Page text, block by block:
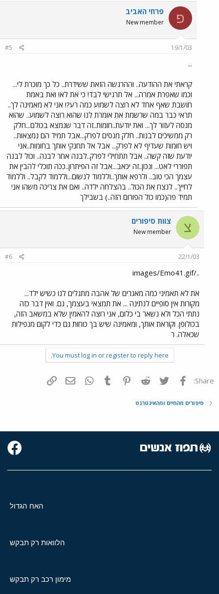
פ פרחי האביב
New member
19/1/03
#5
...
קראתי את ההודעה.. וההרגשה הזאת ששידרת.. כל כך מוכרת לי...
וכמו שאפרת אמרה... אל תרגישי לבד! כי את לא! ואת באמת
חושבת שאף אחד לא רוצה לשמוע כמה רע?! אני לא מאמינה לך..
תראי כבר במה שרשמת את אומרת לנו שהוא רוצה לשמוע.. שהוא
מנסה לעזור לך... ואת יודעת..חומות..זה דבר שנמצא בכולם...חלק
רק ממשיכים לבנות.. חלק מנסים לפרק...אבל תמיד הם נמצאות..
ויש חומות שעדיף לא לפרק... אבל אל תחנקי אותך בחומות..אני
יודעת שזה קשה.. אבל תתחילי לפרק..לבנה אחר לבנה.. וכול לבנה
תפוררי לאט... ונכון..זה יכאב...אבל זה הפיתרון..ככה תוכלי להבין את
עצמך הכי טוב.. ולרפא אותך..וללמוד לנשום...וללמוד לקבל.. וללמוד
לחייך.. לנצח את הכול.. בהצלחה ילדה.. ואם את צריכה משהו אני
תמיד פה(כמו כול הפורום הזה..) בשבילך
צ צוות סיפורים
New member
22/1/03
#6
../images/Emo41.gif
את לא תאמיני כמה מאגרים של אהבה מתגלים לנו כשיש ילד...
מקורות אין סופיים לנתינה ... את תמצאי בעצמך, גם. ואין דבר כזה
נתתי הכל ולא נשאר בי כלום, אני רוצה להאמין שלא במשאב הזה,
בכולופן. וקוראת אותך, ומאמינה שיש בך כוחות גם כדי לקום מנפילות
שכאלה. ר
You must log in or register to reply here.
Share: פייסבוק Twitter
Reddit
Pinterest
Tumblr
WhatsAppדואר אלקטרוני
סיפורים מהחיים ומהאינטרנט
האח הגדול
הלוואות רק תבקש
מימון רכב רק תבקש